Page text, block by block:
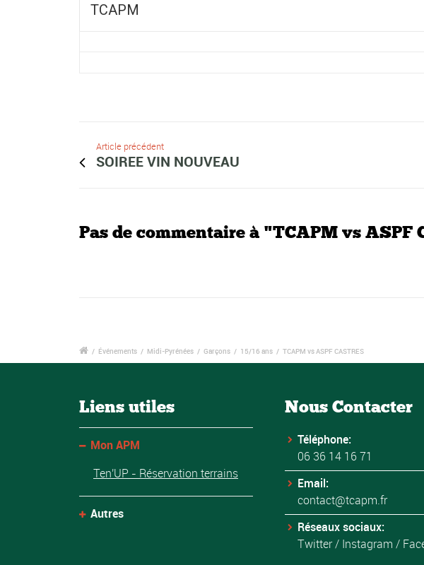
TCAPM
Article précédent
SOIREE VIN NOUVEAU
Pas de commentaire à "TCAPM vs ASPF
/ Événements / Midi-Pyrénées / Garçons / 15/16 ans / TCAPM vs ASPF CASTRES
Liens utiles
Mon APM
Ten'UP - Réservation terrains
Autres
Nous Contacter
Téléphone:
06 36 14 16 71
Email:
contact@tcapm.fr
Réseaux sociaux:
Twitter/ Instagram /